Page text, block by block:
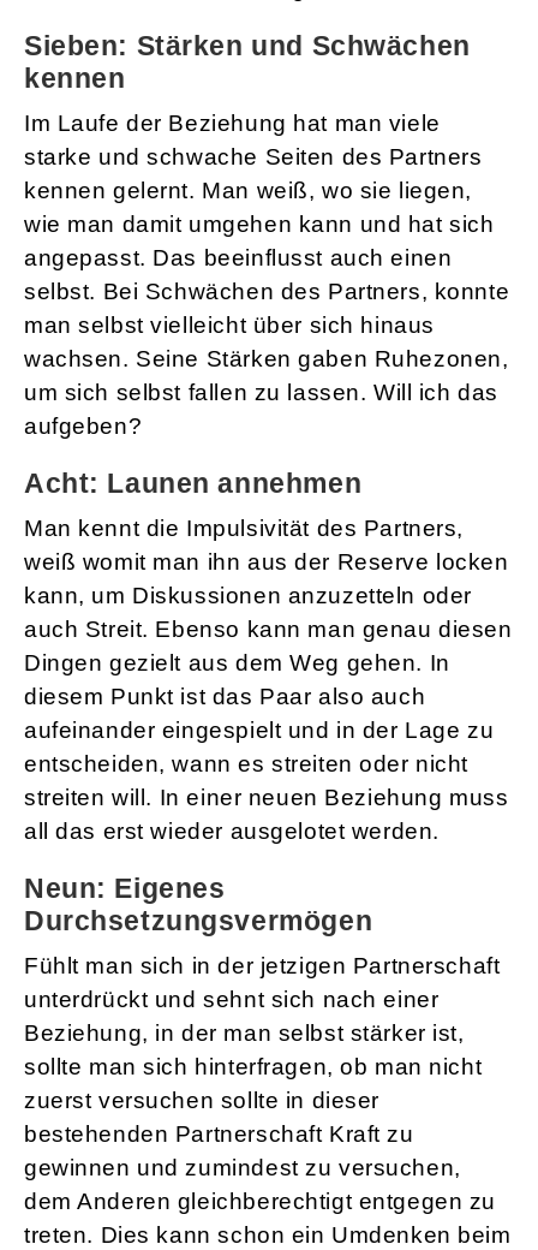
Sieben: Stärken und Schwächen
kennen
Im Laufe der Beziehung hat man viele
starke und schwache Seiten des Partners
kennen gelernt. Man weiß, wo sie liegen,
wie man damit umgehen kann und hat sich
angepasst. Das beeinflusst auch einen
selbst. Bei Schwächen des Partners, konnte
man selbst vielleicht über sich hinaus
wachsen. Seine Stärken gaben Ruhezonen,
um sich selbst fallen zu lassen. Will ich das
aufgeben?
Acht: Launen annehmen
Man kennt die Impulsivität des Partners,
weiß womit man ihn aus der Reserve locken
kann, um Diskussionen anzuzetteln oder
auch Streit. Ebenso kann man genau diesen
Dingen gezielt aus dem Weg gehen. In
diesem Punkt ist das Paar also auch
aufeinander eingespielt und in der Lage zu
entscheiden, wann es streiten oder nicht
streiten will. In einer neuen Beziehung muss
all das erst wieder ausgelotet werden.
Neun: Eigenes
Durchsetzungsvermögen
Fühlt man sich in der jetzigen Partnerschaft
unterdrückt und sehnt sich nach einer
Beziehung, in der man selbst stärker ist,
sollte man sich hinterfragen, ob man nicht
zuerst versuchen sollte in dieser
bestehenden Partnerschaft Kraft zu
gewinnen und zumindest zu versuchen,
dem Anderen gleichberechtigt entgegen zu
treten. Dies kann schon ein Umdenken beim